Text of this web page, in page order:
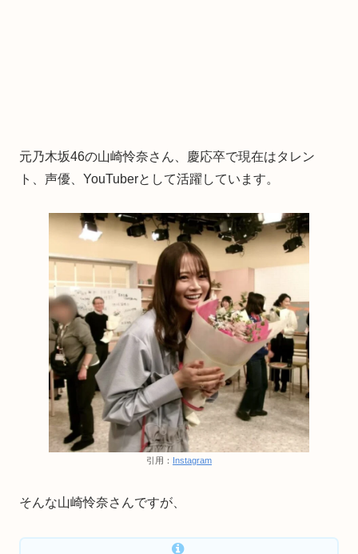
元乃木坂46の山崎怜奈さん、慶応卒で現在はタレン
ト、声優、YouTuberとして活躍しています。
引用： Instagram
そんな山崎怜奈さんですが、